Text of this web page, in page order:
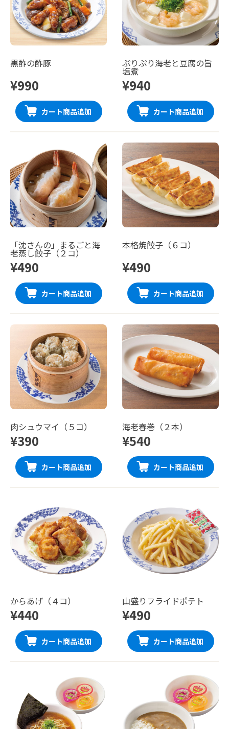
黒酢の酢豚
¥990
カート商品追加
ぷりぷり海老と豆腐の旨
塩煮
¥940
カート商品追加
「沈さんの」まるごと海
老蒸し餃子（２コ）
¥490
カート商品追加
本格焼餃子（６コ）
¥490
カート商品追加
肉シュウマイ（５コ）
¥390
カート商品追加
海老春巻（２本）
¥540
カート商品追加
からあげ（４コ）
¥440
カート商品追加
山盛りフライドポテト
¥490
カート商品追加